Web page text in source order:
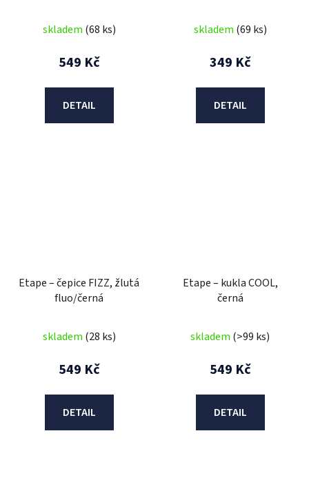
skladem (68 ks)
549 Kč
DETAIL
skladem (69 ks)
349 Kč
DETAIL
Etape – čepice FIZZ, žlutá
fluo/černá
skladem (28 ks)
549 Kč
DETAIL
Etape – kukla COOL,
černá
skladem (>99 ks)
549 Kč
DETAIL